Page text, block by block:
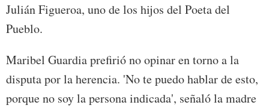
Julián Figueroa, uno de los hijos del Poeta del
Pueblo.
Maribel Guardia prefirió no opinar en torno a la
disputa por la herencia. 'No te puedo hablar de esto,
porque no soy la persona indicada', señaló la madre